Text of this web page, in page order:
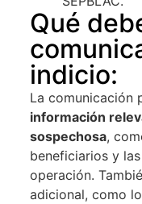
Qué
indicio:
La comunicación
información
sospechosa,
beneficiarios y
operación.
adicional, como